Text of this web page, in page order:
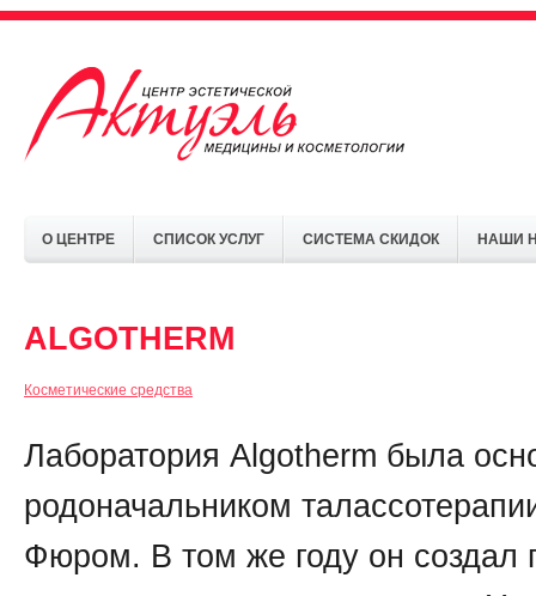
О ЦЕНТРЕ СПИСОК УСЛУГ СИСТЕМА СКИДОК НАШИ
ALGOTHERM
Косметические средства
Лаборатория Algotherm была
родоначальником
Фюром. В том же году он создал